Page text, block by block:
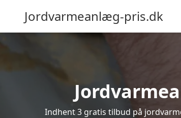
Jordvarmeanlæg-pris.dk
Indhent 3 gratis tilbud på